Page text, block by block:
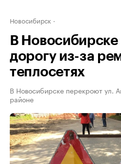
Новосибирск
В
дорогу из-за
теплосетях
В Новосибирске перекроют ул.
районе